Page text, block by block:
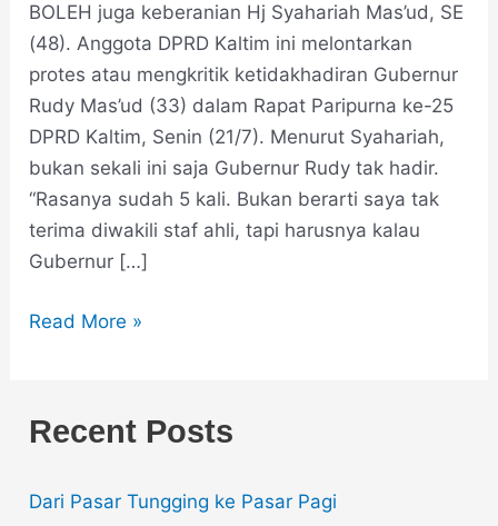
BOLEH juga keberanian Hj Syahariah Mas’ud, SE
(48). Anggota DPRD Kaltim ini melontarkan
protes atau mengkritik ketidakhadiran Gubernur
Rudy Mas’ud (33) dalam Rapat Paripurna ke-25
DPRD Kaltim, Senin (21/7). Menurut Syahariah,
bukan sekali ini saja Gubernur Rudy tak hadir.
“Rasanya sudah 5 kali. Bukan berarti saya tak
terima diwakili staf ahli, tapi harusnya kalau
Gubernur […]
Read More »
Recent Posts
Dari Pasar Tungging ke Pasar Pagi